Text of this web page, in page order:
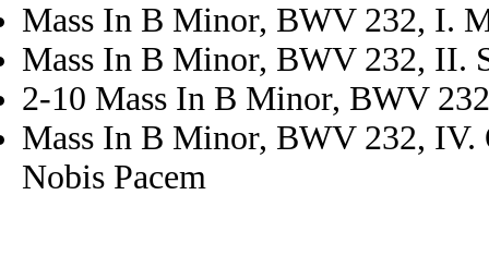
Mass In B Minor, BWV 232, I.
Mass In B Minor, BWV 232, II.
2-10 Mass In B Minor, BWV
Mass In B Minor, BWV 232, IV.
Nobis Pacem